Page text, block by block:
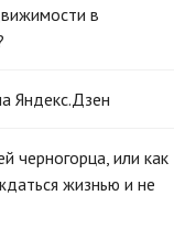
в
Яндекс.Дзен
черногорца, или как
жизнью и не